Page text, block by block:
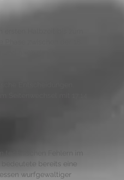
ersten Halbzeit bis zum
zwischen der 18.
und nach drei
Entscheidungen.
Seitenwechsel mit 17:14
technischen Fehlern im
bereits eine
wurfgewaltiger